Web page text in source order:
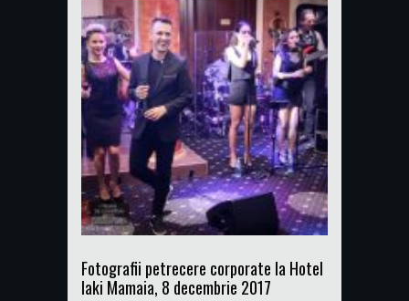
Fotografii petrecere corporate la Hotel
Iaki Mamaia, 8 decembrie 2017